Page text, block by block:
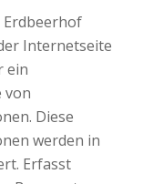
Internetseite
ein
von
Diese
werden in
Erfasst